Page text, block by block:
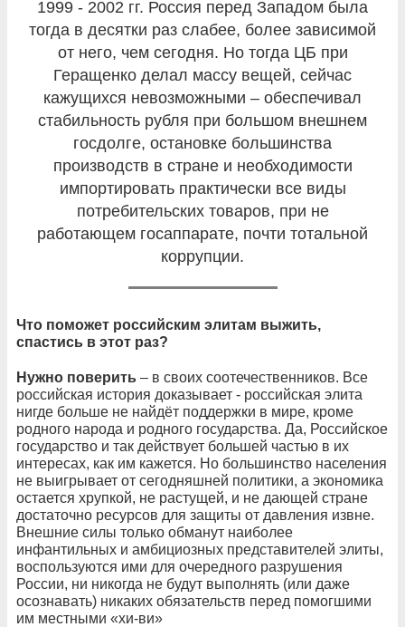
1999 - 2002 гг. Россия перед Западом была
тогда в десятки раз слабее, более зависимой
от него, чем сегодня. Но тогда ЦБ при
Геращенко делал массу вещей, сейчас
кажущихся невозможными – обеспечивал
стабильность рубля при большом внешнем
госдолге, остановке большинства
производств в стране и необходимости
импортировать практически все виды
потребительских товаров, при не
работающем госаппарате, почти тотальной
коррупции.
Что поможет российским элитам выжить,
спастись в этот раз?
Нужно поверить – в своих соотечественников. Все
российская история доказывает - российская элита
нигде больше не найдёт поддержки в мире, кроме
родного народа и родного государства. Да, Российское
государство и так действует большей частью в их
интересах, как им кажется. Но большинство населения
не выигрывает от сегодняшней политики, а экономика
остается хрупкой, не растущей, и не дающей стране
достаточно ресурсов для защиты от давления извне.
Внешние силы только обманут наиболее
инфантильных и амбициозных представителей элиты,
воспользуются ими для очередного разрушения
России, ни никогда не будут выполнять (или даже
осознавать) никаких обязательств перед помогшими
им местными «хи-ви»